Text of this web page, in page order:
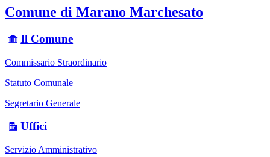
Comune di Marano Marchesato
Il Comune
Commissario Straordinario
Statuto Comunale
Segretario Generale
Uffici
Servizio Amministrativo